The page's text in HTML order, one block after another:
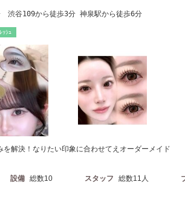
渋谷109から徒歩3分 神泉駅から徒歩6分
ｯｼｭ
を解決！なりたい印象に合わせてえオーダーメイド
設備 総数10 スタッフ 総数11人